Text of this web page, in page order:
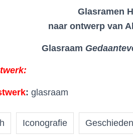
Glasramen
naar ontwerp van
Glasraam
: glasraam
Iconografie